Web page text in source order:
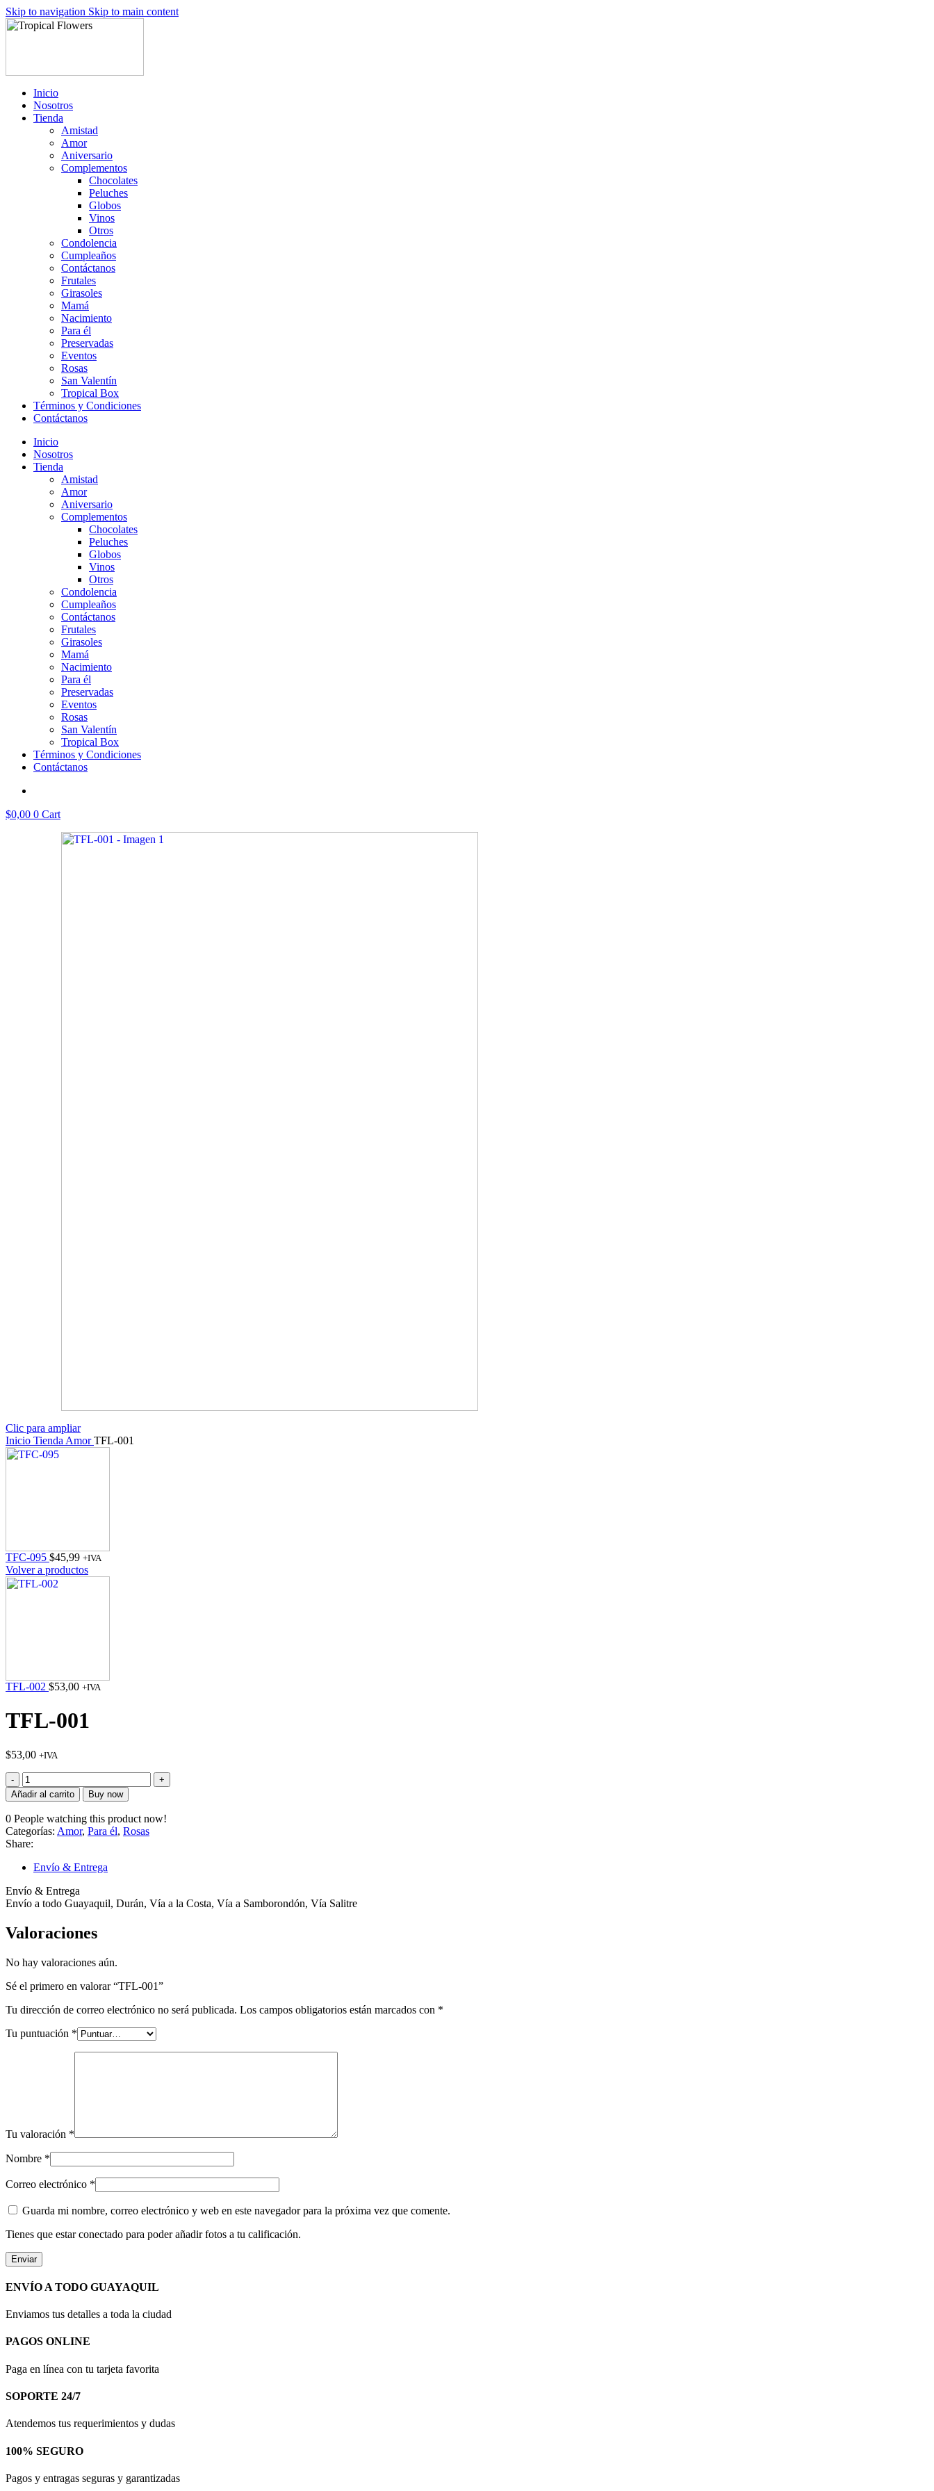
Skip to navigation Skip to main content
Inicio
Nosotros
Tienda
Amistad
Amor
Aniversario
Complementos
Chocolates
Peluches
Globos
Vinos
Otros
Condolencia
Cumpleaños
Contáctanos
Frutales
Girasoles
Mamá
Nacimiento
Para él
Preservadas
Eventos
Rosas
San Valentín
Tropical Box
Términos y Condiciones
Contáctanos
Inicio
Nosotros
Tienda
Amistad
Amor
Aniversario
Complementos
Chocolates
Peluches
Globos
Vinos
Otros
Condolencia
Cumpleaños
Contáctanos
Frutales
Girasoles
Mamá
Nacimiento
Para él
Preservadas
Eventos
Rosas
San Valentín
Tropical Box
Términos y Condiciones
Contáctanos
$0,00 0 Cart
Clic para ampliar
Inicio Tienda AmorTFL-001
TFC-095 $45,99 +IVA
Volver a productos
TFL-002 $53,00 +IVA
TFL-001
$53,00 +IVA
TFL-
001
cantidad
Añadir al carrito Buy now
0 People watching this product now!
Categorías: Amor, Para él, Rosas
Share:
Envío & Entrega
Envío & Entrega
Envío a todo Guayaquil, Durán, Vía a la Costa, Vía a Samborondón, Vía Salitre
Valoraciones
No hay valoraciones aún.
Sé el primero en valorar “TFL-001”
Tu dirección de correo electrónico no será publicada. Los campos obligatorios están marcados con *
Tu puntuación *
Tu valoración *
Nombre *
Correo electrónico *
Guarda mi nombre, correo electrónico y web en este navegador para la próxima vez que comente.
Tienes que estar conectado para poder añadir fotos a tu calificación.
ENVÍO A TODO GUAYAQUIL
Enviamos tus detalles a toda la ciudad
PAGOS ONLINE
Paga en línea con tu tarjeta favorita
SOPORTE 24/7
Atendemos tus requerimientos y dudas
100% SEGURO
Pagos y entragas seguras y garantizadas